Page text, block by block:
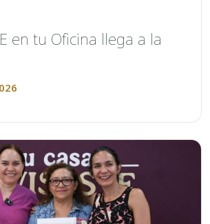
en tu Oficina llega a la